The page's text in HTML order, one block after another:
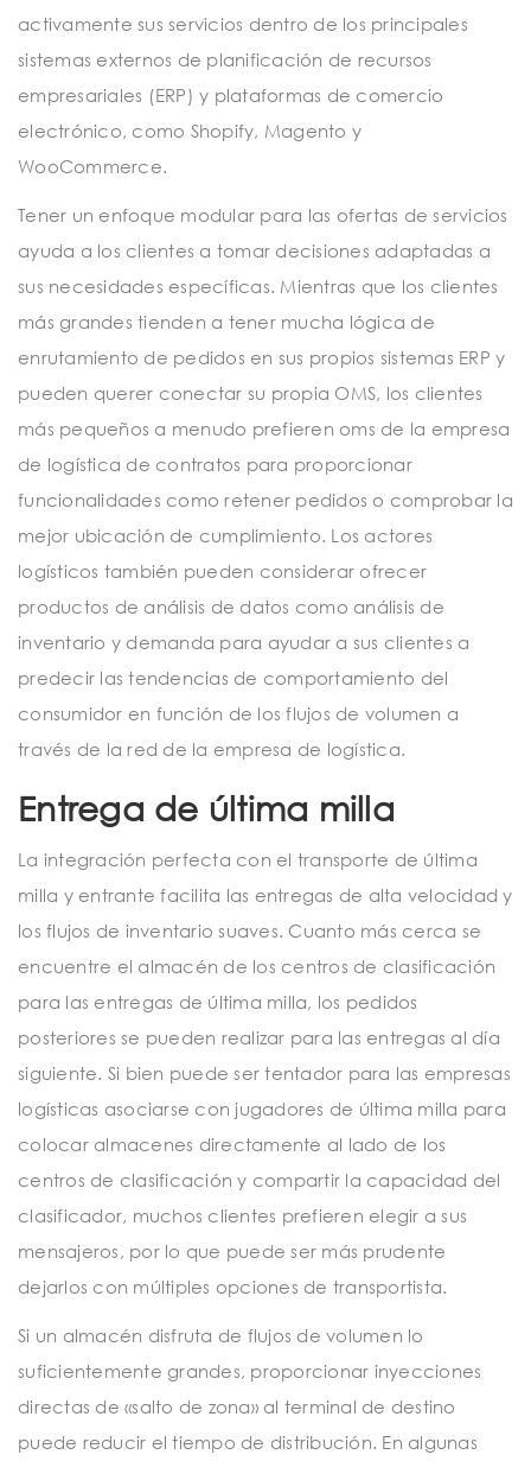
activamente sus servicios dentro de los principales
sistemas externos de planificación de recursos
empresariales (ERP) y plataformas de comercio
electrónico, como Shopify, Magento y
WooCommerce.
Tener un enfoque modular para las ofertas de servicios
ayuda a los clientes a tomar decisiones adaptadas a
sus necesidades específicas. Mientras que los clientes
más grandes tienden a tener mucha lógica de
enrutamiento de pedidos en sus propios sistemas ERP y
pueden querer conectar su propia OMS, los clientes
más pequeños a menudo prefieren oms de la empresa
de logística de contratos para proporcionar
funcionalidades como retener pedidos o comprobar la
mejor ubicación de cumplimiento. Los actores
logísticos también pueden considerar ofrecer
productos de análisis de datos como análisis de
inventario y demanda para ayudar a sus clientes a
predecir las tendencias de comportamiento del
consumidor en función de los flujos de volumen a
través de la red de la empresa de logística.
Entrega de última milla
La integración perfecta con el transporte de última
milla y entrante facilita las entregas de alta velocidad y
los flujos de inventario suaves. Cuanto más cerca se
encuentre el almacén de los centros de clasificación
para las entregas de última milla, los pedidos
posteriores se pueden realizar para las entregas al día
siguiente. Si bien puede ser tentador para las empresas
logísticas asociarse con jugadores de última milla para
colocar almacenes directamente al lado de los
centros de clasificación y compartir la capacidad del
clasificador, muchos clientes prefieren elegir a sus
mensajeros, por lo que puede ser más prudente
dejarlos con múltiples opciones de transportista.
Si un almacén disfruta de flujos de volumen lo
suficientemente grandes, proporcionar inyecciones
directas de «salto de zona» al terminal de destino
puede reducir el tiempo de distribución. En algunas